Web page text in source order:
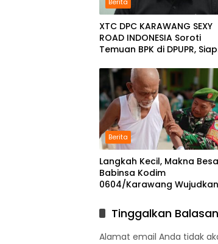
Berita
XTC DPC KARAWANG SEXY
ROAD INDONESIA Soroti
Temuan BPK di DPUPR, Siap
ke Kejati
Berita
Langkah Kecil, Makna
Babinsa Kodim
0604/Karawang
Tinggalkan Balasan
Alamat email Anda tidak